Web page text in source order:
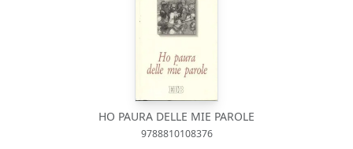
HO PAURA DELLE MIE PAROLE
9788810108376